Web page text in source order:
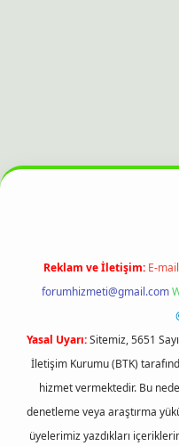
sitesi
Reklam ve İletişim: E-
forumhizmeti@gmail.com
Yasal Uyarı:Sitemiz, 5651
İletişim Kurumu (BTK)
hizmet vermektedir. Bu
denetleme veya araştırma
üyelerimiz yazdıkları